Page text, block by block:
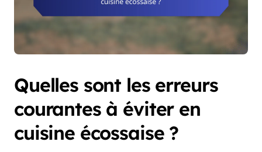
Quelles sont les erreurs
courantes à éviter en
cuisine écossaise ?